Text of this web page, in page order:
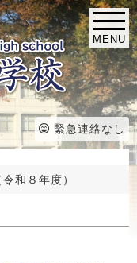
MENU
緊急連絡なし
和８年度）